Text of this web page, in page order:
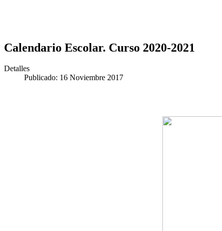
Calendario Escolar. Curso 2020-2021
Detalles
Publicado: 16 Noviembre 2017